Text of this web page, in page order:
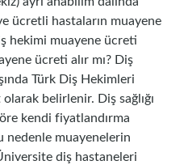
ücretli hastaların muayene
hekimi muayene ücreti
ücreti alır mı? Diş
Türk Diş Hekimleri
belirlenir. Diş sağlığı
kendi fiyatlandırma
nedenle muayenelerin
diş hastaneleri